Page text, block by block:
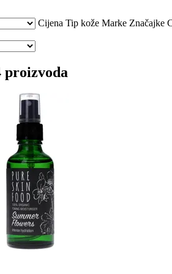
Cijena Tip kože Marke Značajke
proizvoda